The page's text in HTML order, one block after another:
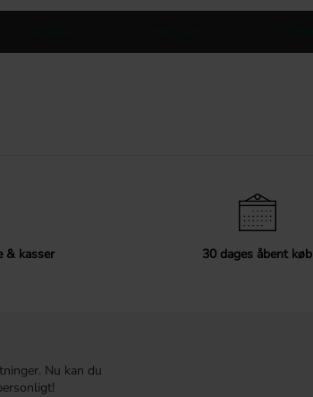
& kasser 30 dages åbent køb
Nu kan du